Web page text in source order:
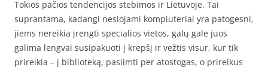
Tokios pačios tendencijos stebimos ir Lietuvoje. Tai
suprantama, kadangi nesiojami kompiuteriai yra patogesni,
jiems nereikia įrengti specialios vietos, galų gale juos
galima lengvai susipakuoti į krepšį ir vežtis visur, kur tik
prireikia – į biblioteką, pasiimti per atostogas, o prireikus